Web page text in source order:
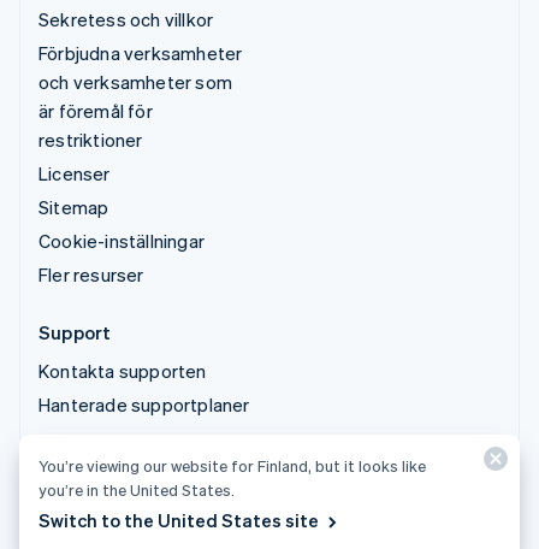
Sekretess och villkor
Förbjudna verksamheter
och verksamheter som
är föremål för
restriktioner
Licenser
Sitemap
Cookie-inställningar
Fler resurser
Support
Kontakta supporten
Hanterade supportplaner
© 2026 Stripe, LLC
You’re viewing our website for Finland, but it looks like
you’re in the United States.
Switch to the United States site